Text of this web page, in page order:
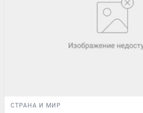
СТРАНА И МИР